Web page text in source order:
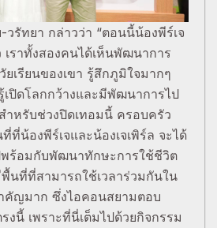
รัทยา กล่าวว่า “ตอนนี้น้องพีร์เจ
เราทั้งสองคนได้เห็นพัฒนาการ
ยเรียนของเขา รู้สึกภูมิใจมากๆ
เปิดโลกกว้างและมีพัฒนาการไป
ำหรับช่วงปิดเทอมนี้ ครอบครัว
ที่น้องพีร์เจและน้องเจเพิร์ล จะได้
พร้อมกับพัฒนาทักษะการใช้ชีวิต
นที่ที่สามารถใช้เวลาร่วมกันใน
คัญมาก ซึ่งไอคอนสยามตอบ
งนี้ เพราะที่นี่เต็มไปด้วยกิจกรรม